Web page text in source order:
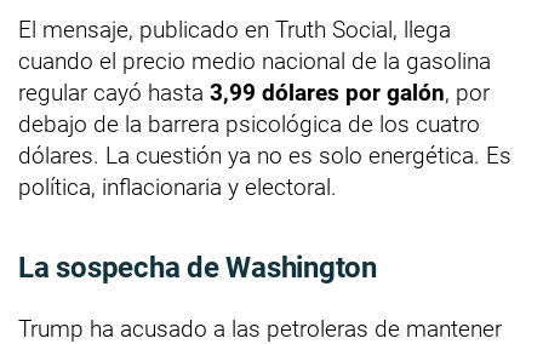
El mensaje, publicado en Truth Social, llega
cuando el precio medio nacional de la gasolina
regular cayó hasta 3,99 dólares por galón, por
debajo de la barrera psicológica de los cuatro
dólares. La cuestión ya no es solo energética. Es
política, inflacionaria y electoral.
La sospecha de Washington
Trump ha acusado a las petroleras de mantener